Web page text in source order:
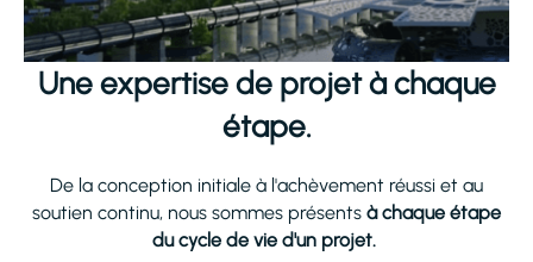
Une expertise de projet à chaque
étape.
De la conception initiale à l'achèvement réussi et au
soutien continu, nous sommes présents à chaque étape
du cycle de vie d'un projet.